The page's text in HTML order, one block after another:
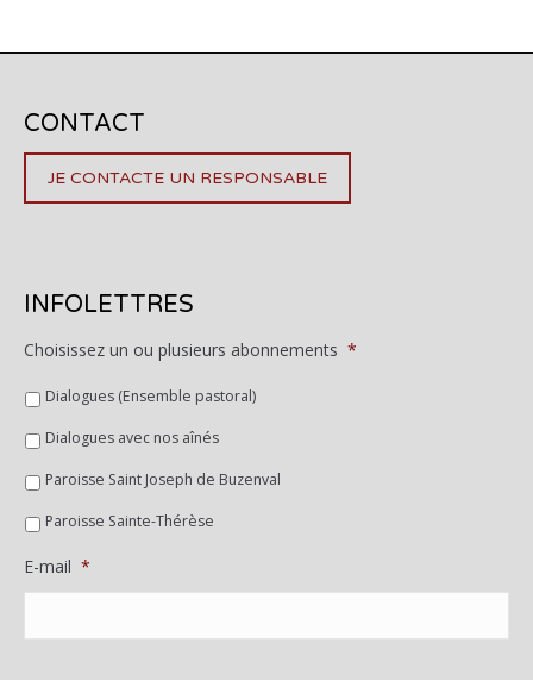
CONTACT
JE CONTACTE UN RESPONSABLE
INFOLETTRES
Choisissez un ou plusieurs abonnements *
Dialogues (Ensemble pastoral)
Dialogues avec nos aînés
Paroisse Saint Joseph de Buzenval
Paroisse Sainte-Thérèse
E-mail *